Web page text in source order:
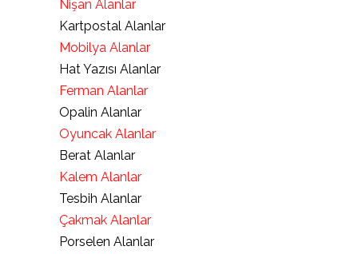
Nişan Alanlar
Kartpostal Alanlar
Mobilya Alanlar
Hat Yazısı Alanlar
Ferman Alanlar
Opalin Alanlar
Oyuncak Alanlar
Berat Alanlar
Kalem Alanlar
Tesbih Alanlar
Çakmak Alanlar
Porselen Alanlar